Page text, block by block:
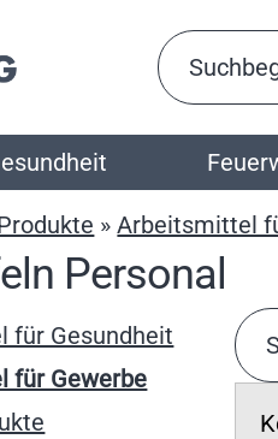
»Arbeitsmittel
Personal
für Gesundheit
für Gewerbe